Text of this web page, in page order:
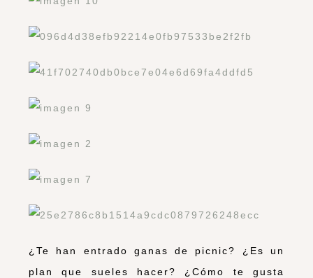
¿Te han entrado ganas de picnic? ¿Es un
plan que sueles hacer? ¿Cómo te gusta